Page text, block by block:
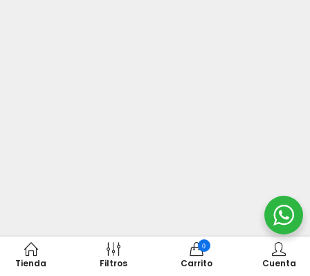
Tienda Filtros
0
Carrito Cuenta